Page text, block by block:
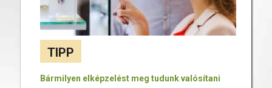
TIPP
Bármilyen elképzelést meg tudunk valósítani